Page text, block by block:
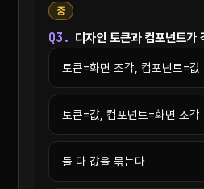
중
Q3. 디자인 토큰과 컴포넌트가
토큰=화면 조각, 컴포넌트=값
토큰=값, 컴포넌트=화면 조각
둘 다 값을 묶는다